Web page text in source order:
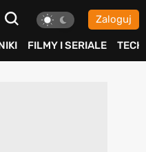
Zaloguj
FILMY I SERIALE TECH